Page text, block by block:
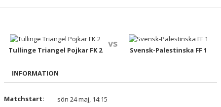
BILDGALLERI
DOKUMENT
Tullinge Triangel Pojkar FK 2
vs
Svensk-Palestinska FF 1
INFORMATION
Matchstart:
sön 24 maj, 14:15